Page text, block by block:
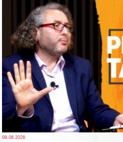
09.08.2026